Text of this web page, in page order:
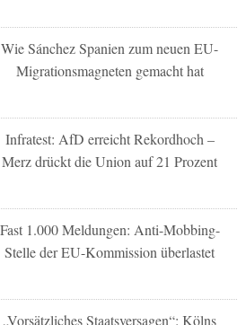
Wie Sánchez Spanien zum neuen EU-
Migrationsmagneten gemacht hat
Infratest: AfD erreicht Rekordhoch –
Merz drückt die Union auf 21 Prozent
Fast 1.000 Meldungen: Anti-Mobbing-
Stelle der EU-Kommission überlastet
„Vorsätzliches Staatsversagen“: Kölns